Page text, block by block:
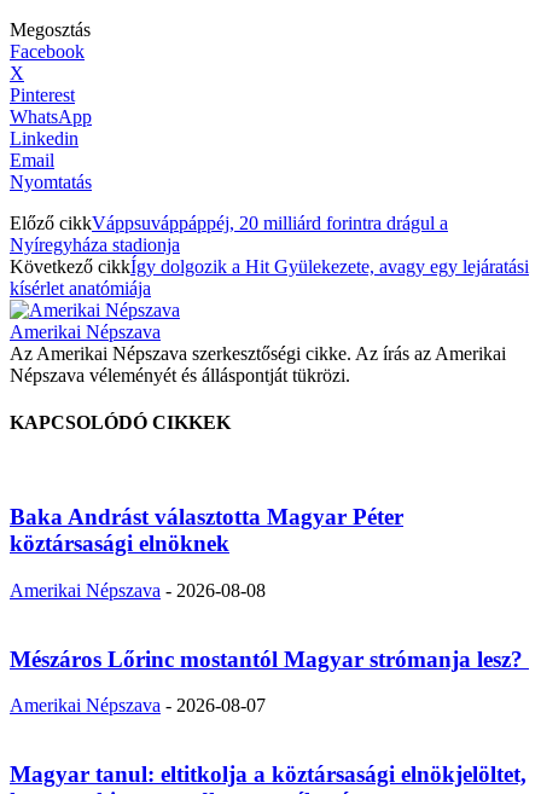
Megosztás
Facebook
X
Pinterest
WhatsApp
Linkedin
Email
Nyomtatás
Előző cikkVáppsuváppáppéj, 20 milliárd forintra drágul a
Nyíregyháza stadionja
Következő cikkÍgy dolgozik a Hit Gyülekezete, avagy egy lejáratási
kísérlet anatómiája
Amerikai Népszava
Az Amerikai Népszava szerkesztőségi cikke. Az írás az Amerikai
Népszava véleményét és álláspontját tükrözi.
KAPCSOLÓDÓ CIKKEK
Baka Andrást választotta Magyar Péter
köztársasági elnöknek
Amerikai Népszava - 2026-08-08
Mészáros Lőrinc mostantól Magyar strómanja lesz?
Amerikai Népszava - 2026-08-07
Magyar tanul: eltitkolja a köztársasági elnökjelöltet,